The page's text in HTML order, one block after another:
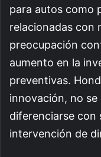
para autos como
relacionadas con
preocupación
aumento en la
preventivas.
innovación, no se
diferenciarse con
intervención de